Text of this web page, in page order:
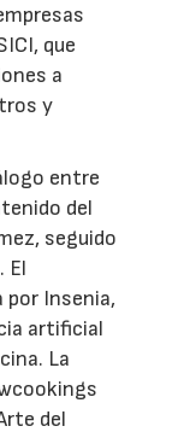
que
a
y
entre
del
seguido
El
por Insenia,
artificial
La
del